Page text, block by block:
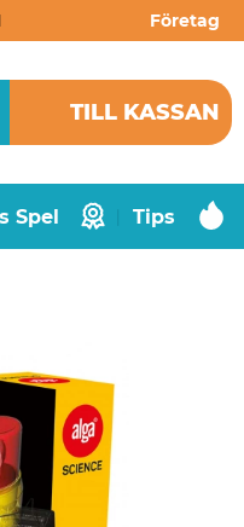
Företag
TILL KASSAN
Spel Tips